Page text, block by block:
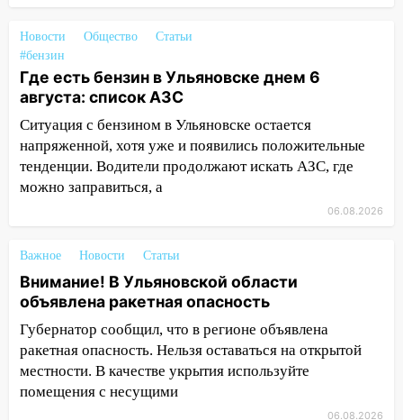
17:08
Ульяновский областной суд
оставил в силе приговор руководству
«УльяновскФармации» за махинации на
3,2 млн рублей
16:09 Ветераны легкой атлетики из
Ульяновска успешно выступили на
Чемпионате России
16:02
В Ульяновской области убрали
15:51
Бросила кирпич в жену брата: в
Ульяновской области завели дело на
агрессивную женщину
15:47 На улице Радищева сбили
курьера: крупная авария в Ульяновске
15:15 Проводил до квартиры и ограбил:
Новости Общество
Статьи
#бензин
Где есть бензин в Ульяновске днем 6
августа: список АЗС
Ситуация с бензином в Ульяновске остается
напряженной, хотя уже и появились положительные
тенденции. Водители продолжают искать АЗС, где
можно заправиться, а
06.08.2026
Важное Новости Статьи
Внимание! В Ульяновской области
объявлена ракетная опасность
Губернатор сообщил, что в регионе объявлена
ракетная опасность. Нельзя оставаться на открытой
местности. В качестве укрытия используйте
помещения с несущими
06.08.2026